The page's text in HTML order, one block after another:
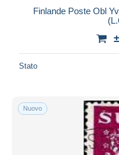
Finlande Poste Obl
Stato
Nuovo